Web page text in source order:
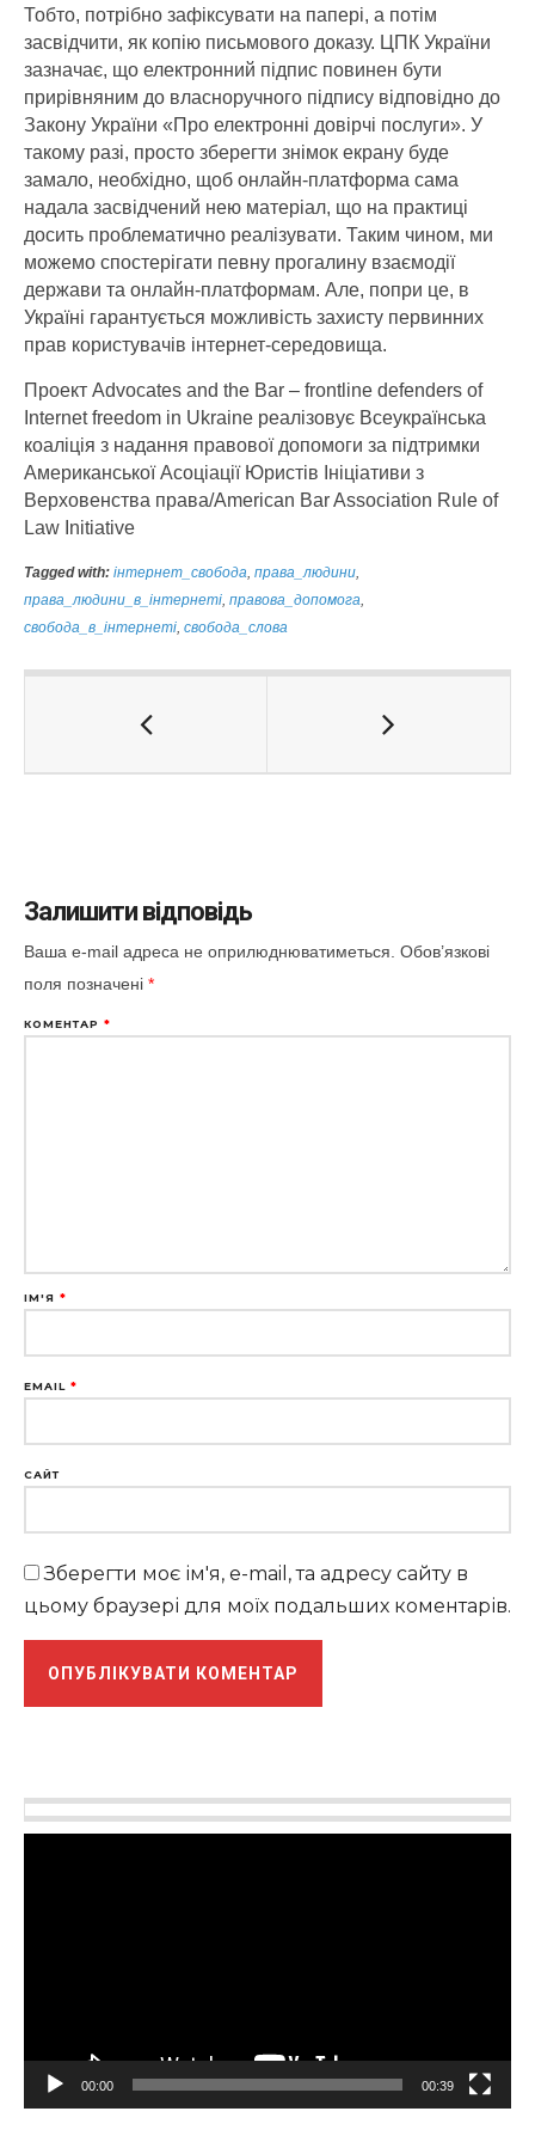
Тобто, потрібно зафіксувати на папері, а потім
засвідчити, як копію письмового доказу. ЦПК України
зазначає, що електронний підпис повинен бути
прирівняним до власноручного підпису відповідно до
Закону України «Про електронні довірчі послуги». У
такому разі, просто зберегти знімок екрану буде
замало, необхідно, щоб онлайн-платформа сама
надала засвідчений нею матеріал, що на практиці
досить проблематично реалізувати. Таким чином, ми
можемо спостерігати певну прогалину взаємодії
держави та онлайн-платформам. Але, попри це, в
Україні гарантується можливість захисту первинних
прав користувачів інтернет-середовища.
Проект Advocates and the Bar – frontline defenders of
Internet freedom in Ukraine реалізовує Всеукраїнська
коаліція з надання правової допомоги за підтримки
Американської Асоціації Юристів Ініціативи з
Верховенства права/American Bar Association Rule of
Law Initiative
Tagged with: інтернет_свобода, права_людини,
права_людини_в_інтернеті, правова_допомога,
свобода_в_інтернеті, свобода_слова
Залишити відповідь
Ваша e-mail адреса не оприлюднюватиметься. Обов’язкові
поля позначені *
КОМЕНТАР *
ІМ'Я *
EMAIL *
САЙТ
Зберегти моє ім'я, e-mail, та адресу сайту в
цьому браузері для моїх подальших коментарів.
00:00 00:39